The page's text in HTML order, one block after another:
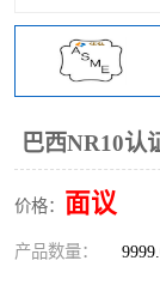
巴西NR10认
价格： 面议
产品数量：